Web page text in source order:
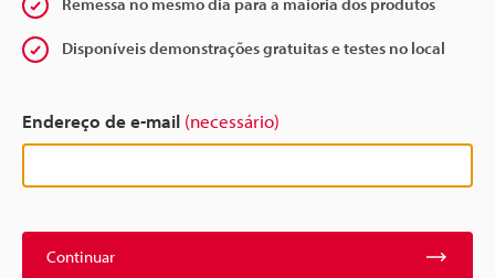
Disponíveis demonstrações gratuitas e testes no local
Endereço de e-mail (necessário)
Continuar